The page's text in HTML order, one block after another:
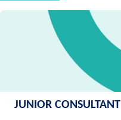
JUNIOR CONSULTANT